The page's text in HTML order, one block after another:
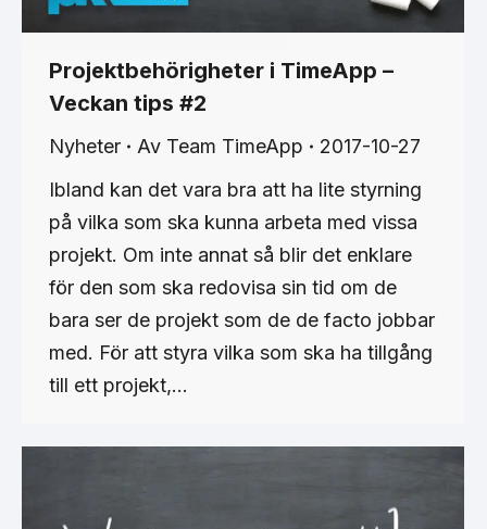
Projektbehörigheter i TimeApp –
Veckan tips #2
Nyheter Av Team TimeApp
2017-10-27
Ibland kan det vara bra att ha lite styrning
på vilka som ska kunna arbeta med vissa
projekt. Om inte annat så blir det enklare
för den som ska redovisa sin tid om de
bara ser de projekt som de de facto jobbar
med. För att styra vilka som ska ha tillgång
till ett projekt,…